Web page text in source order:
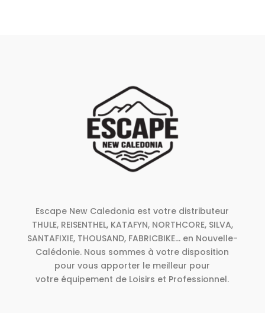
Escape New Caledonia est votre distributeur
THULE, REISENTHEL, KATAFYN, NORTHCORE, SILVA,
SANTAFIXIE, THOUSAND, FABRICBIKE... en Nouvelle-
Calédonie. Nous sommes à votre disposition
pour vous apporter le meilleur pour
votre équipement de Loisirs et Professionnel.